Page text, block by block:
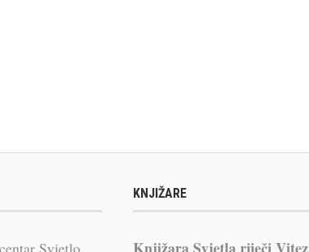
Svjetlo
KNJIŽARE
Knjižara Svjetla riječi Vitez